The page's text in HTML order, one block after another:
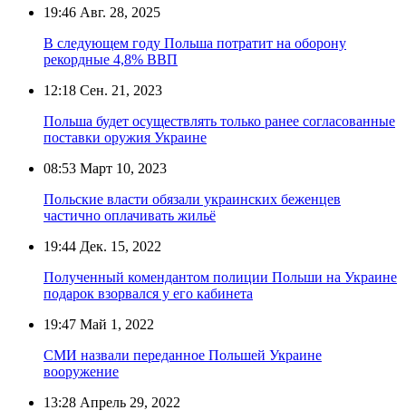
19:46 Авг. 28, 2025
В следующем году Польша потратит на оборону
рекордные 4,8% ВВП
12:18 Сен. 21, 2023
Польша будет осуществлять только ранее согласованные
поставки оружия Украине
08:53 Март 10, 2023
Польские власти обязали украинских беженцев
частично оплачивать жильё
19:44 Дек. 15, 2022
Полученный комендантом полиции Польши на Украине
подарок взорвался у его кабинета
19:47 Май 1, 2022
СМИ назвали переданное Польшей Украине
вооружение
13:28 Апрель 29, 2022